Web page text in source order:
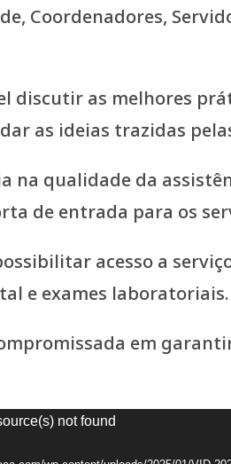
Coordenadores,
discutir as melhores
as ideias trazidas
na qualidade da
de entrada para os
acesso a
e exames laboratoriais.
em
not found